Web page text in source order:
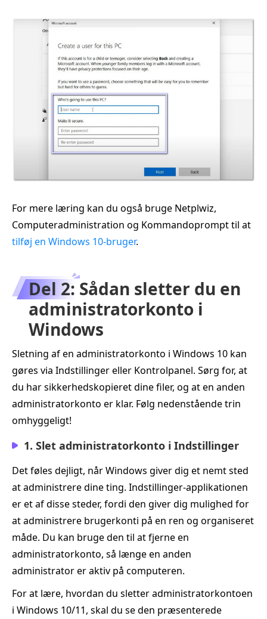
For mere læring kan du også bruge Netplwiz,
Computeradministration og Kommandoprompt til at
tilføj en Windows 10-bruger.
Del 2: Sådan sletter du en
administratorkonto i
Windows
Sletning af en administratorkonto i Windows 10 kan
gøres via Indstillinger eller Kontrolpanel. Sørg for, at
du har sikkerhedskopieret dine filer, og at en anden
administratorkonto er klar. Følg nedenstående trin
omhyggeligt!
1. Slet administratorkonto i Indstillinger
Det føles dejligt, når Windows giver dig et nemt sted
at administrere dine ting. Indstillinger-applikationen
er et af disse steder, fordi den giver dig mulighed for
at administrere brugerkonti på en ren og organiseret
måde. Du kan bruge den til at fjerne en
administratorkonto, så længe en anden
administrator er aktiv på computeren.
For at lære, hvordan du sletter administratorkontoen
i Windows 10/11, skal du se den præsenterede